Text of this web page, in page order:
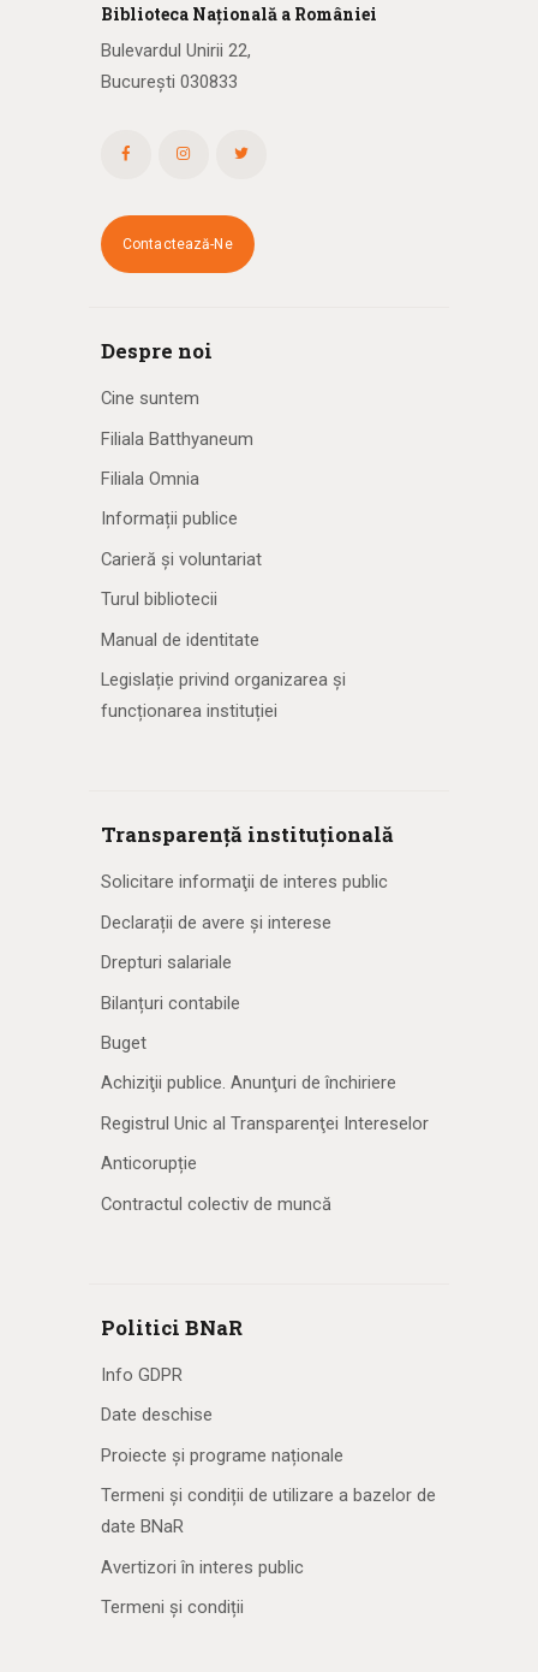
Biblioteca Națională a României
Bulevardul Unirii 22,
București 030833
Contactează-Ne
Despre noi
Cine suntem
Filiala Batthyaneum
Filiala Omnia
Informații publice
Carieră și voluntariat
Turul bibliotecii
Manual de identitate
Legislație privind organizarea și
funcționarea instituției
Transparență instituțională
Solicitare informaţii de interes public
Declarații de avere și interese
Drepturi salariale
Bilanțuri contabile
Buget
Achiziţii publice. Anunţuri de închiriere
Registrul Unic al Transparenţei Intereselor
Anticorupție
Contractul colectiv de muncă
Politici BNaR
Info GDPR
Date deschise
Proiecte și programe naționale
Termeni și condiții de utilizare a bazelor de
date BNaR
Avertizori în interes public
Termeni și condiții